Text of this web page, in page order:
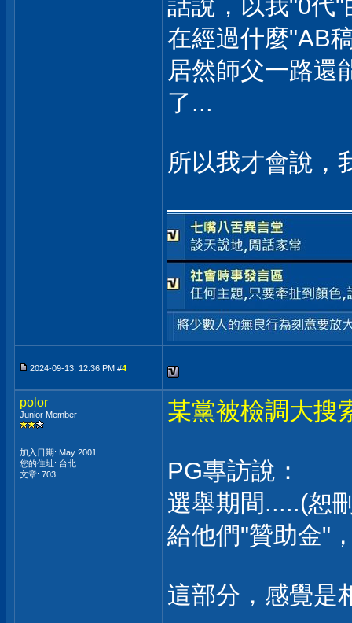
話說，以我"0代
在經過什麼"AB
居然師父一路還
了...
所以我才會說，
2024-09-13, 12:36 PM #4
polor
Junior Member
加入日期: May 2001
您的住址: 台北
文章: 703
某黨被檢調大搜
PG專訪說：
選舉期間.....(恕
給他們"贊助金"
這部分，感覺是